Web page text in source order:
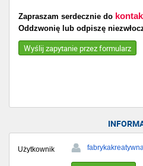
Zapraszam serdecznie do
Oddzwonię lub odpiszę
Wyślij zapytanie przez formularz
Użytkownik